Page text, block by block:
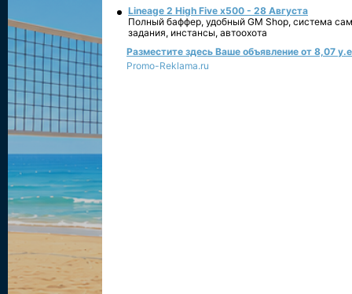
Lineage 2 High Five x500 - 28 Августа
Полный баффер, удобный GM Shop, система
задания, инстансы, автоохота
Разместите здесь Ваше объявление от 8,07
Promo-Reklama.ru